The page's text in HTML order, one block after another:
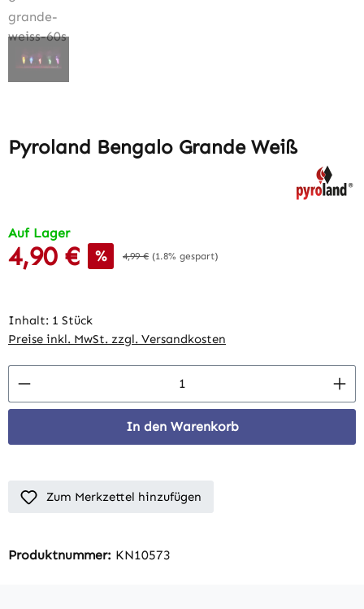
Pyroland Bengalo Grande Weiß
Auf Lager
Verkaufspreis:
4,90 € % Regulärer Preis:
4,99 € (1.8% gespart)
Inhalt: 1 Stück
Preise inkl. MwSt. zzgl. Versandkosten
Produkt Anzahl: Gib den gewünschten
In den Warenkorb
Zum Merkzettel hinzufügen
Produktnummer: KN10573